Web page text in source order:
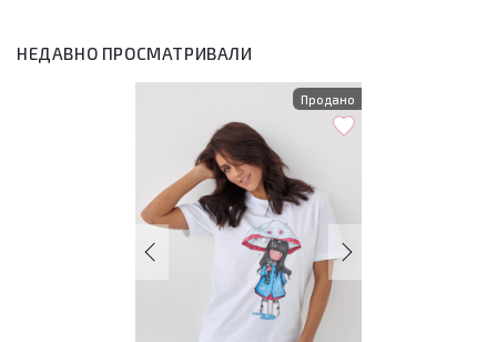
НЕДАВНО ПРОСМАТРИВАЛИ
Продано